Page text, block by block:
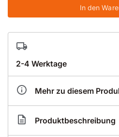
In den
2-4 Werktage
Mehr zu diesem
Artikelnummer KI000054
Produktbeschreibung